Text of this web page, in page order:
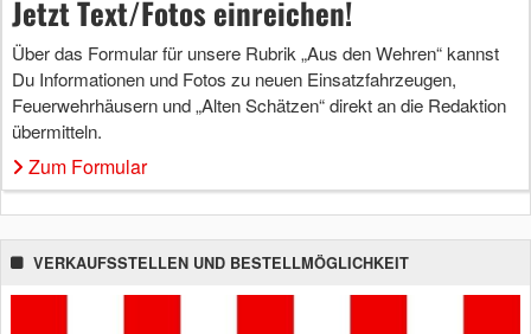
Jetzt Text/Fotos einreichen!
Über das Formular für unsere Rubrik „Aus den Wehren“ kannst
Du Informationen und Fotos zu neuen Einsatzfahrzeugen,
Feuerwehrhäusern und „Alten Schätzen“ direkt an die Redaktion
übermitteln.
Zum Formular
VERKAUFSSTELLEN UND BESTELLMÖGLICHKEIT